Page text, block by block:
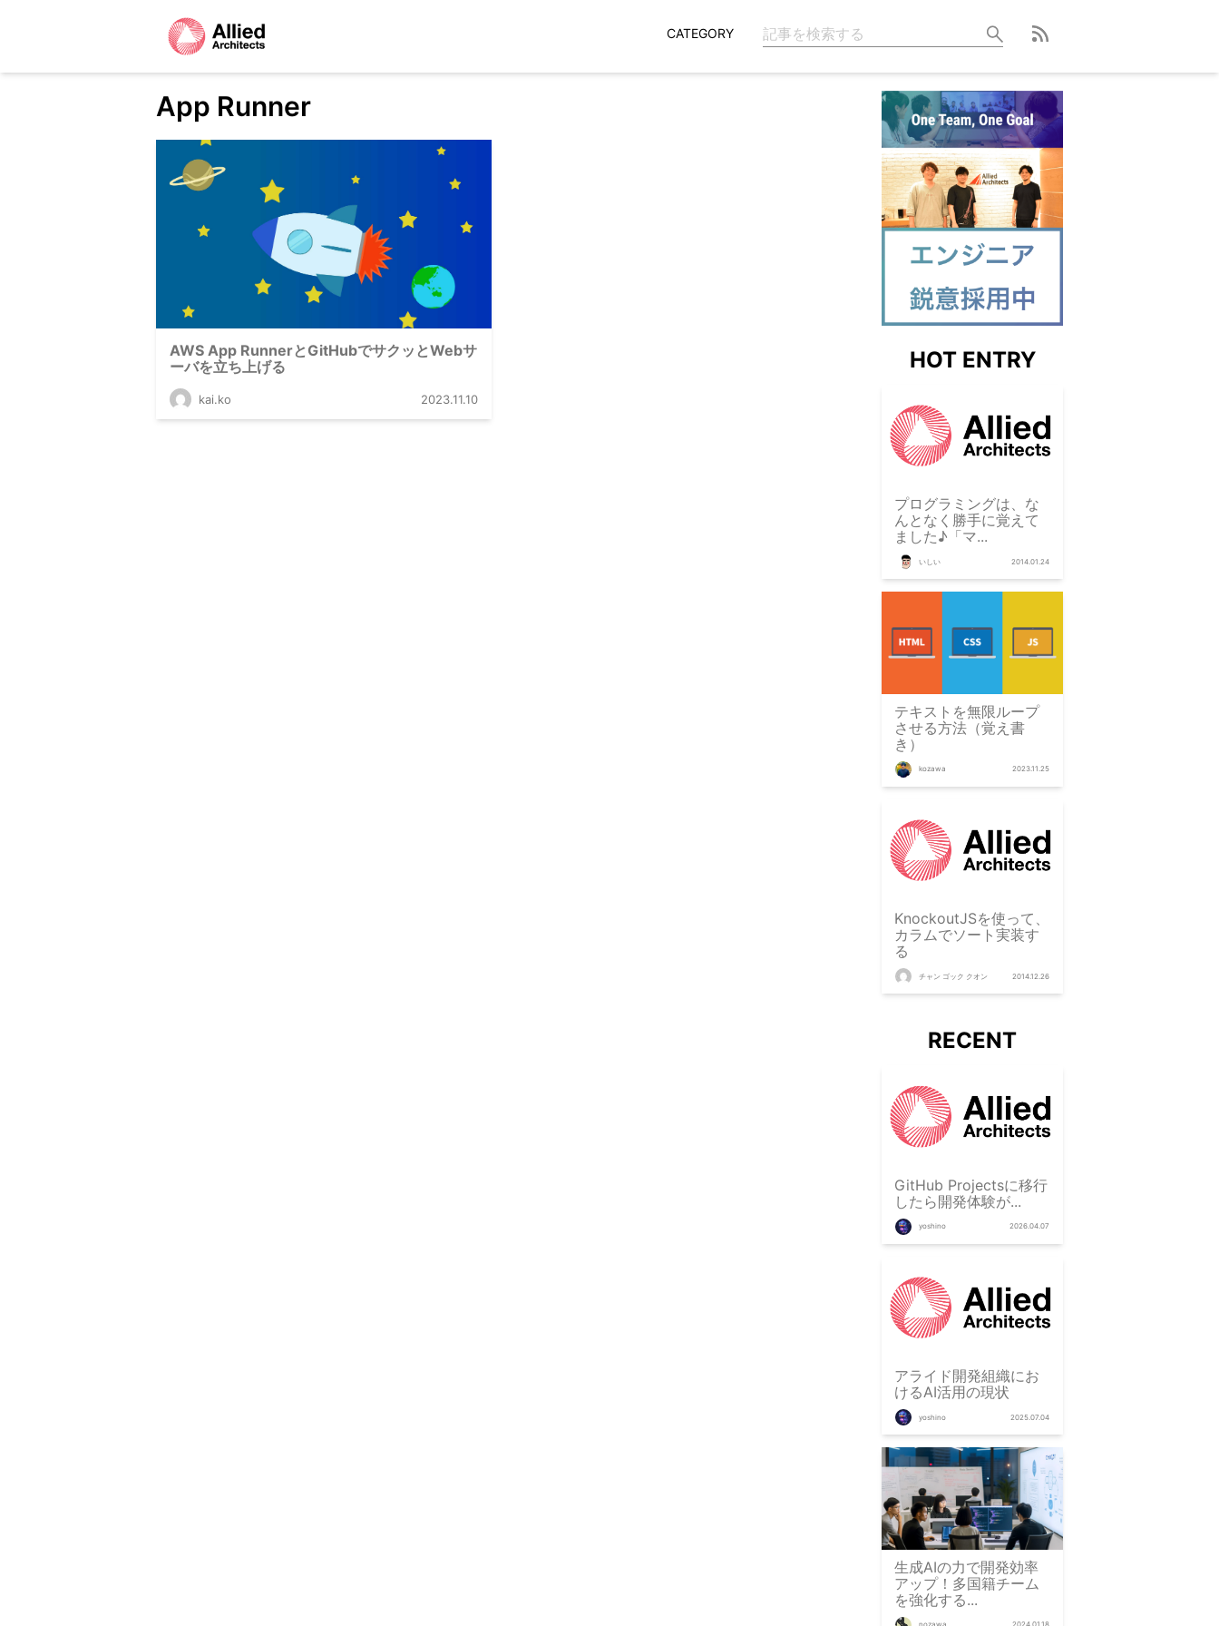
CATEGORY
App Runner
AWS App RunnerとGitHubでサクッとWebサ
ーバを立ち上げる
kai.ko 2023.11.10
HOT ENTRY
プログラミングは、な
んとなく勝手に覚えて
ました♪「マ...
いしい 2014.01.24
テキストを無限ループ
させる方法（覚え書
き）
kozawa 2023.11.25
KnockoutJSを使って、
カラムでソート実装す
る
チャン ゴック クオン 2014.12.26
RECENT
GitHub Projectsに移行
したら開発体験が...
yoshino 2026.04.07
アライド開発組織にお
けるAI活用の現状
yoshino 2025.07.04
生成AIの力で開発効率
アップ！多国籍チーム
を強化する...